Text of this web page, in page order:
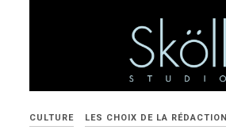
CULTURE LES CHOIX DE LA RÉDACTION